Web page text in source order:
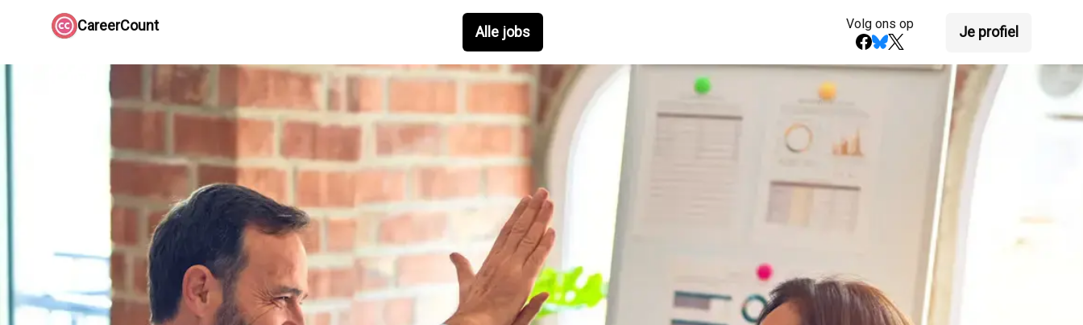
CareerCount Alle jobs Volg ons op Je profiel